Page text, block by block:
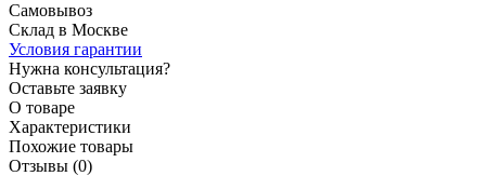
Самовывоз
Склад в Москве
Условия гарантии
Нужна консультация?
Оставьте заявку
О товаре
Характеристики
Похожие товары
Отзывы (0)